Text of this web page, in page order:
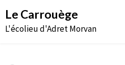
au
contenu
Le Carrouège
L'écolieu d'Adret Morvan